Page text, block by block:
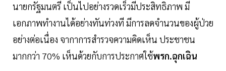
นายกรัฐมนตรี เป็นไปอย่างรวดเร็วมีประสิทธิภาพ มี
เอกภาพทำงานได้อย่างทันท่วงที มีการลดจำนวนของผู้ป่วย
อย่างต่อเนื่อง จากาการสำรวจความคิดเห็น ประชาชน
มากกว่า 70% เห็นด้วยกับการประกาศใช้พรก.ฉุกเฉิน